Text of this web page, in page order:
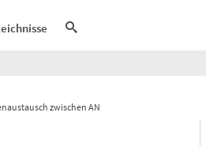
zwischen AN